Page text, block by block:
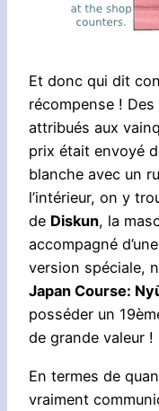
Et donc qui dit
récompense !
attribués aux
prix était envoyé
blanche avec un
l’intérieur, on y
de Diskun, la
accompagné
version spéciale,
Japan Course:
posséder un
de grande valeur !
En termes de
vraiment